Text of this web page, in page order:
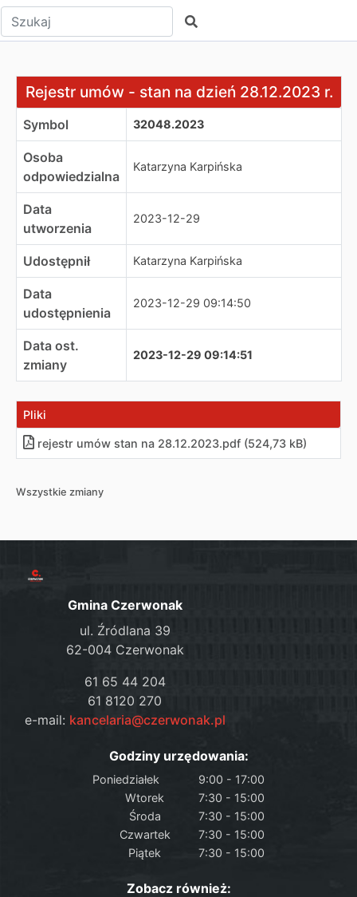
Wpisz tekst do wyszukania Szukaj
Rejestr umów - stan na dzień 28.12.2023 r.
Rejestr umów - stan na dzień 28.12.2023 r.
Symbol 32048.2023
Osoba
odpowiedzialna
Katarzyna Karpińska
Data
utworzenia
2023-12-29
Udostępnił Katarzyna Karpińska
Data
udostępnienia
2023-12-29 09:14:50
Data ost.
zmiany
2023-12-29 09:14:51
Pliki
rejestr umów stan na 28.12.2023.pdf (524,73 kB)
Wszystkie zmiany
Gmina Czerwonak
ul. Źródlana 39
62-004 Czerwonak
61 65 44 204
61 8120 270
e-mail: kancelaria@czerwonak.pl
Godziny urzędowania:
Poniedziałek
9:00 - 17:00
Wtorek
7:30 - 15:00
Środa
7:30 - 15:00
Czwartek
7:30 - 15:00
Piątek
7:30 - 15:00
Zobacz również: